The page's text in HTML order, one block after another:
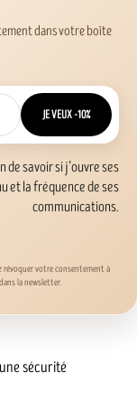
dans votre boîte
JE VEUX -10%
de savoir si j’ouvre ses
et la fréquence de ses
communications.
révoquer votre consentement à
la newsletter.
sécurité